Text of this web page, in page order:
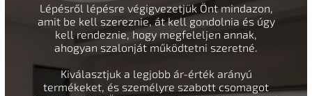
Lépésről lépésre végigvezetjük Önt mindazon,
amit be kell szereznie, át kell gondolnia és úgy
kell rendeznie, hogy megfeleljen annak,
ahogyan szalonját működtetni szeretné.
Kiválasztjuk a legjobb ár-érték arányú
termékeket, és személyre szabott csomagot